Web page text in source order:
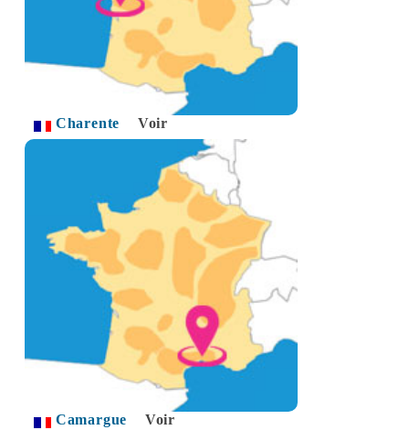
Charente Voir
Camargue Voir